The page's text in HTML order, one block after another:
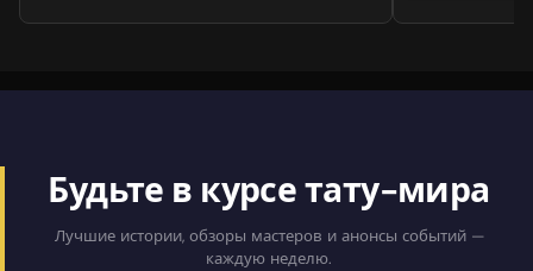
Будьте в курсе тату-мира
Лучшие истории, обзоры мастеров и анонсы событий —
каждую неделю.